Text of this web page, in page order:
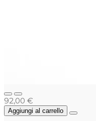
92,00 €
Aggiungi al carrello